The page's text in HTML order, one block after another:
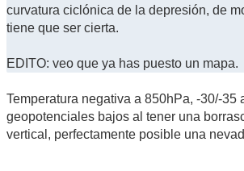
curvatura ciclónica de la depresión, de
tiene que ser cierta.
EDITO: veo que ya has puesto un mapa.
Temperatura negativa a 850hPa, -30/-35
geopotenciales bajos al tener una
vertical, perfectamente posible una